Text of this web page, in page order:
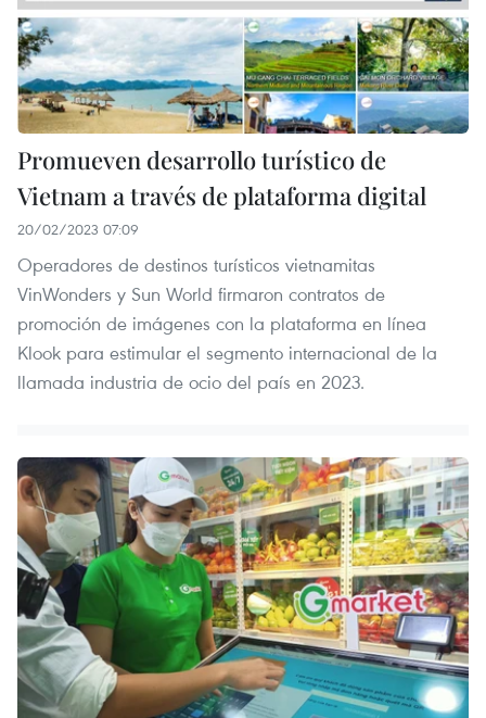
Promueven desarrollo turístico de
Vietnam a través de plataforma digital
20/02/2023 07:09
Operadores de destinos turísticos vietnamitas
VinWonders y Sun World firmaron contratos de
promoción de imágenes con la plataforma en línea
Klook para estimular el segmento internacional de la
llamada industria de ocio del país en 2023.